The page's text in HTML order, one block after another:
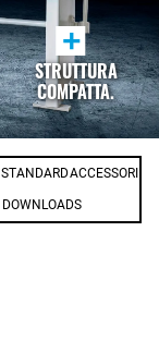
+
STRUTTURA
COMPATTA.
ACCESSORI
DOWNLOADS